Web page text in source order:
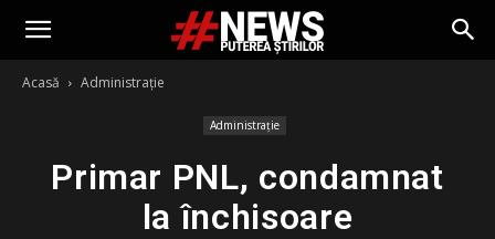
Acasă Administrație
Administrație
Primar PNL, condamnat
la închisoare